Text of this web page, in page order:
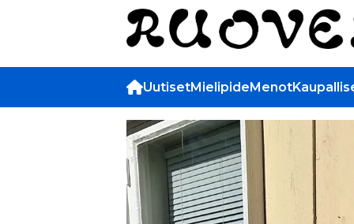
UutisetMielipideMenot